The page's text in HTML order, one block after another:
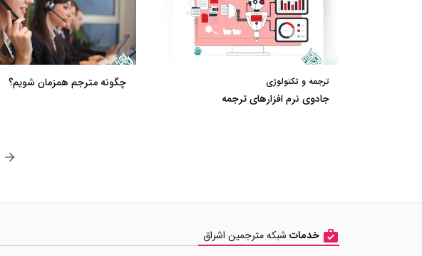
ترجمه و تکنولوژی
جادوی نرم افزارهای ترجمه
چگونه مترجم همزمان شویم؟
خدمات شبکه مترجمین اشراق